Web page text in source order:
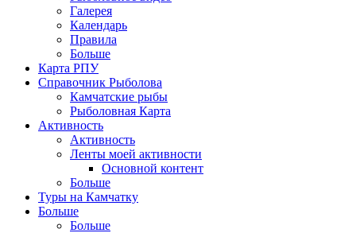
Галерея
Календарь
Правила
Больше
Карта РПУ
Справочник Рыболова
Камчатские рыбы
Рыболовная Карта
Активность
Активность
Ленты моей активности
Основной контент
Больше
Туры на Камчатку
Больше
Больше